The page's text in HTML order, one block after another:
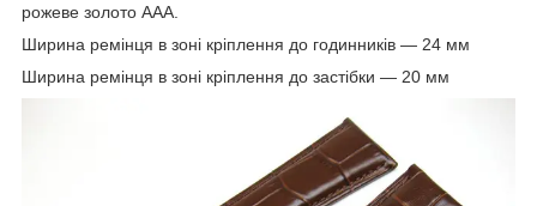
рожеве золото ААА.
Ширина ремінця в зоні кріплення до годинників — 24 мм
Ширина ремінця в зоні кріплення до застібки — 20 мм